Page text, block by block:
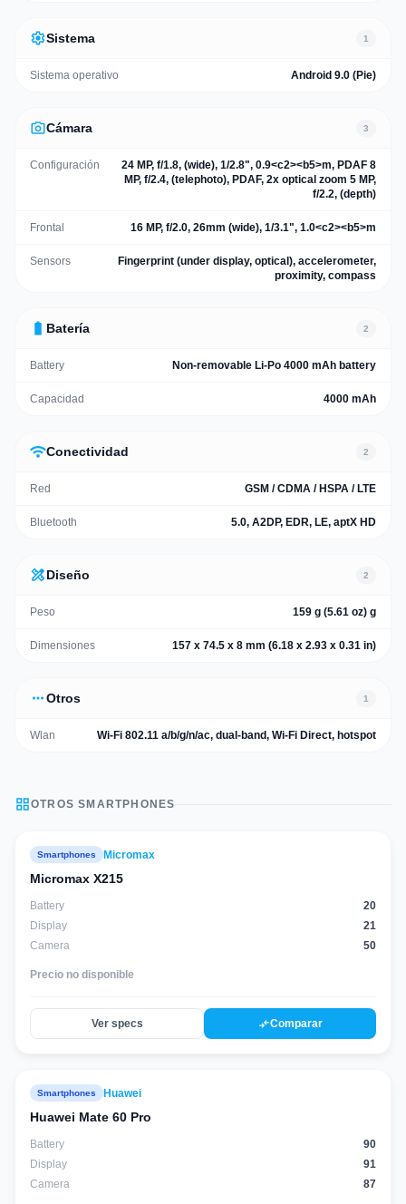
settingsSistema 1
Sistema operativo Android 9.0 (Pie)
photo_cameraCámara 3
Configuración
24 MP, f/1.8, (wide), 1/2.8", 0.9<c2><b5>m, PDAF 8
MP, f/2.4, (telephoto), PDAF, 2x optical zoom 5 MP,
f/2.2, (depth)
Frontal 16 MP, f/2.0, 26mm (wide), 1/3.1", 1.0<c2><b5>m
Sensors
Fingerprint (under display, optical), accelerometer,
proximity, compass
battery_full Batería 2
Battery Non-removable Li-Po 4000 mAh battery
Capacidad 4000 mAh
wifiConectividad 2
Red GSM / CDMA / HSPA / LTE
Bluetooth 5.0, A2DP, EDR, LE, aptX HD
design_servicesDiseño 2
Peso 159 g (5.61 oz) g
Dimensiones 157 x 74.5 x 8 mm (6.18 x 2.93 x 0.31 in)
more_horizOtros 1
Wlan Wi-Fi 802.11 a/b/g/n/ac, dual-band, Wi-Fi Direct, hotspot
grid_viewOTROSSMARTPHONES
Smartphones Micromax
Micromax X215
Battery
20
Display
21
Camera
50
Precio no disponible
Ver specs compare_arrowsComparar
Smartphones Huawei
Huawei Mate 60 Pro
Battery
90
Display
91
Camera
87